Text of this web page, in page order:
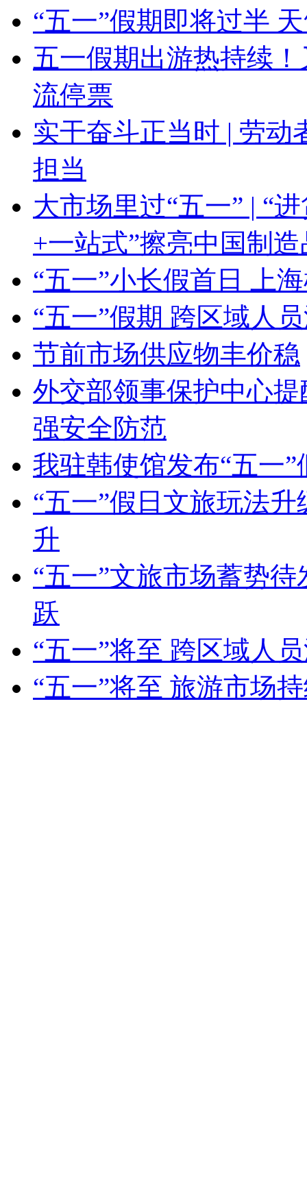
“五一”假期即将过半
五一假期出游热持续
流停票
实干奋斗正当时 | 劳动
担当
大市场里过“五一” | “
+一站式”擦亮中国制
“五一”小长假首日 上
“五一”假期 跨区域人
节前市场供应物丰价稳
外交部领事保护中心
强安全防范
我驻韩使馆发布“五一
“五一”假日文旅玩法升
升
“五一”文旅市场蓄势
跃
“五一”将至 跨区域人
“五一”将至 旅游市场